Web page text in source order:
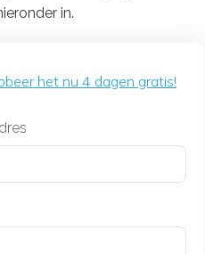
in.
het nu 4 dagen gratis!